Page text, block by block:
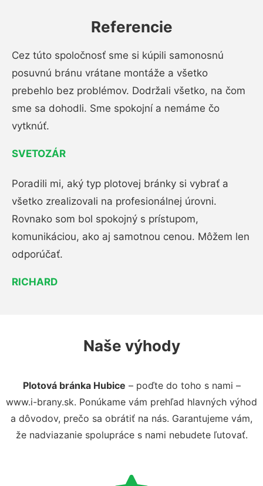
Referencie
Cez túto spoločnosť sme si kúpili samonosnú
posuvnú bránu vrátane montáže a všetko
prebehlo bez problémov. Dodržali všetko, na čom
sme sa dohodli. Sme spokojní a nemáme čo
vytknúť.
SVETOZÁR
Poradili mi, aký typ plotovej bránky si vybrať a
všetko zrealizovali na profesionálnej úrovni.
Rovnako som bol spokojný s prístupom,
komunikáciou, ako aj samotnou cenou. Môžem len
odporúčať.
RICHARD
Naše výhody
Plotová bránka Hubice – poďte do toho s nami –
www.i-brany.sk. Ponúkame vám prehľad hlavných výhod
a dôvodov, prečo sa obrátiť na nás. Garantujeme vám,
že nadviazanie spolupráce s nami nebudete ľutovať.